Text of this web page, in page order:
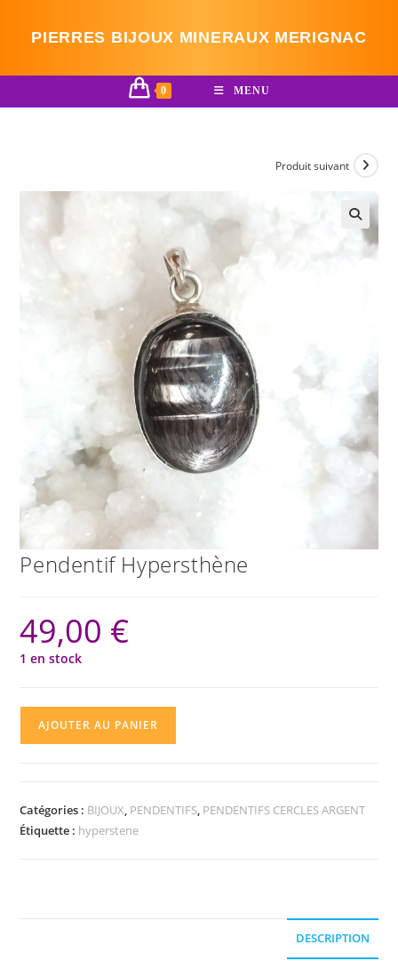
PIERRES BIJOUX MINERAUX MERIGNAC
0 MENU
Produit suivant
Pendentif Hypersthène
49,00 €
1 en stock
AJOUTER AU PANIER
Catégories : BIJOUX, PENDENTIFS, PENDENTIFS CERCLES ARGENT
Étiquette : hyperstene
DESCRIPTION